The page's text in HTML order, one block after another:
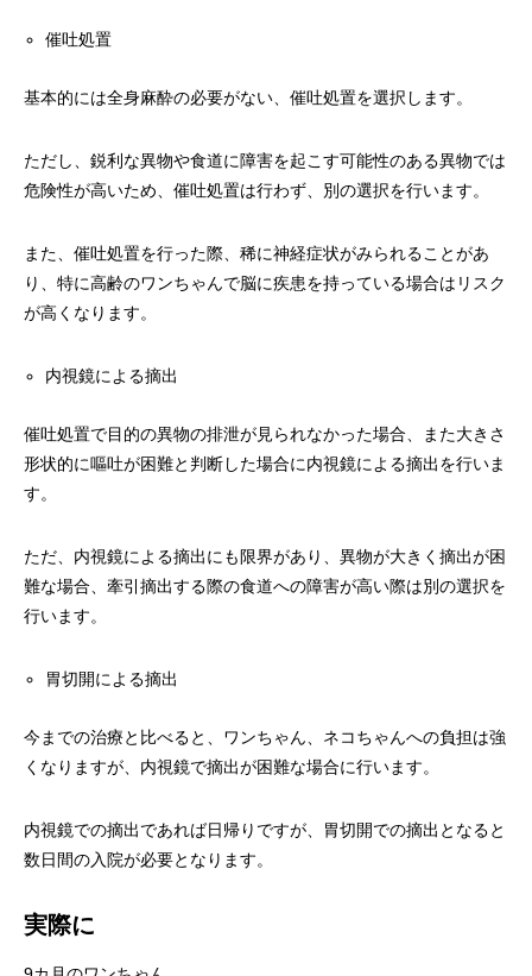
催吐処置
基本的には全身麻酔の必要がない、催吐処置を選択します。
ただし、鋭利な異物や食道に障害を起こす可能性のある異物では
危険性が高いため、催吐処置は行わず、別の選択を行います。
また、催吐処置を行った際、稀に神経症状がみられることがあ
り、特に高齢のワンちゃんで脳に疾患を持っている場合はリスク
が高くなります。
内視鏡による摘出
催吐処置で目的の異物の排泄が見られなかった場合、また大きさ
形状的に嘔吐が困難と判断した場合に内視鏡による摘出を行いま
す。
ただ、内視鏡による摘出にも限界があり、異物が大きく摘出が困
難な場合、牽引摘出する際の食道への障害が高い際は別の選択を
行います。
胃切開による摘出
今までの治療と比べると、ワンちゃん、ネコちゃんへの負担は強
くなりますが、内視鏡で摘出が困難な場合に行います。
内視鏡での摘出であれば日帰りですが、胃切開での摘出となると
数日間の入院が必要となります。
実際に